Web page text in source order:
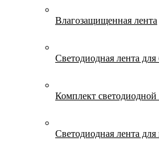
Влагозащищенная лента
Светодиодная лента для
Комплект
Светодиодная лента